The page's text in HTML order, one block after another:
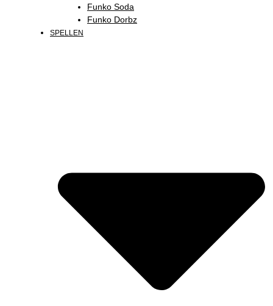
Funko Soda
Funko Dorbz
SPELLEN